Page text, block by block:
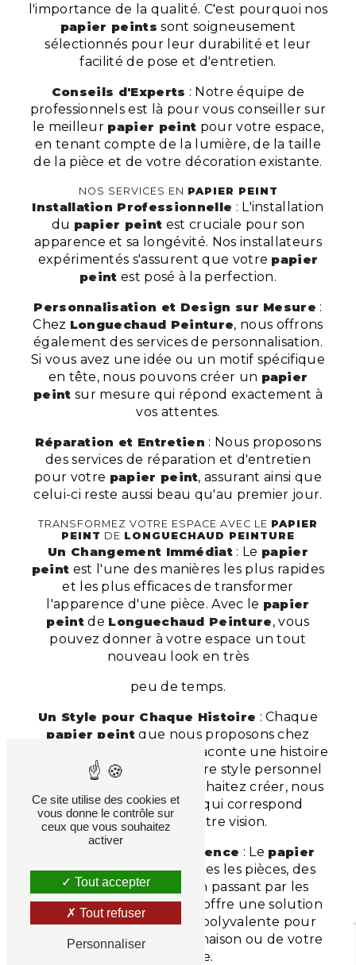
l'importance de la qualité. C'est pourquoi nos
papier peints sont soigneusement
sélectionnés pour leur durabilité et leur
facilité de pose et d'entretien.
Conseils d'Experts : Notre équipe de
professionnels est là pour vous conseiller sur
le meilleur papier peint pour votre espace,
en tenant compte de la lumière, de la taille
de la pièce et de votre décoration existante.
NOS SERVICES EN PAPIER PEINT
Installation Professionnelle : L'installation
du papier peint est cruciale pour son
apparence et sa longévité. Nos installateurs
expérimentés s'assurent que votre papier
peint est posé à la perfection.
Personnalisation et Design sur Mesure :
Chez Longuechaud Peinture, nous offrons
également des services de personnalisation.
Si vous avez une idée ou un motif spécifique
en tête, nous pouvons créer un papier
peint sur mesure qui répond exactement à
vos attentes.
Réparation et Entretien : Nous proposons
des services de réparation et d'entretien
pour votre papier peint, assurant ainsi que
celui-ci reste aussi beau qu'au premier jour.
TRANSFORMEZ VOTRE ESPACE AVEC LE PAPIER
PEINT DE LONGUECHAUD PEINTURE
Un Changement Immédiat : Le papier
peint est l'une des manières les plus rapides
et les plus efficaces de transformer
l'apparence d'une pièce. Avec le papier
peint de Longuechaud Peinture, vous
pouvez donner à votre espace un tout
nouveau look en très
peu de temps.
Un Style pour Chaque Histoire : Chaque
papier peint que nous proposons chez
raconte une histoire
unique. Quel que soit votre style personnel
ou le thème que vous souhaitez créer, nous
avons lepapier peint
qui correspond
parfaitement à votre vision.
Adaptabilité et Polyvalence : Le papier
peintest idéal pour toutes les pièces, des
chambres aux salons, en passant par les
bureaux et les cuisines. Il offre une solution
décorative adaptable et polyvalente pour
chaque espace de votre maison ou de votre
entreprise.
Ce site utilise des cookies et
vous donne le contrôle sur
ceux que vous souhaitez
activer
Tout accepter
Tout refuser
Personnaliser